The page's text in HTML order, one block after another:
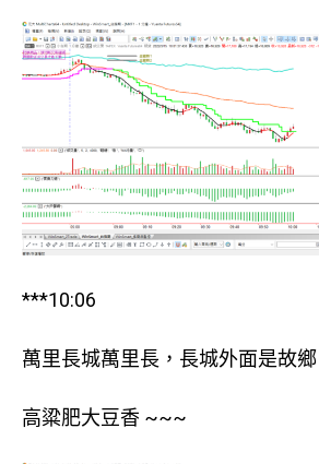
***10:06
萬里長城萬里長，長城外面是故鄉
高粱肥大豆香 ~~~